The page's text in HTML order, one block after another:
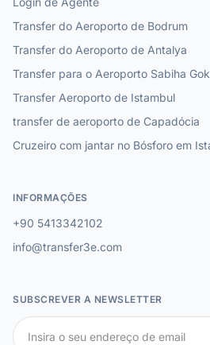
Transfer do Aeroporto de Bodrum
Transfer do Aeroporto de Antalya
Transfer para o Aeroporto Sabiha
Transfer Aeroporto de Istambul
transfer de aeroporto de Capadócia
Cruzeiro com jantar no Bósforo em
INFORMAÇÕES
+90 5413342102
info@transfer3e.com
SUBSCREVER A NEWSLETTER